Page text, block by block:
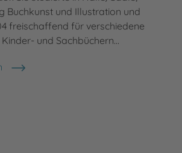
Buchkunst und Illustration und
freischaffend für verschiedene
und Sachbüchern…